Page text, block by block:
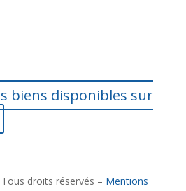
biens disponibles sur
droits réservés – Mentions